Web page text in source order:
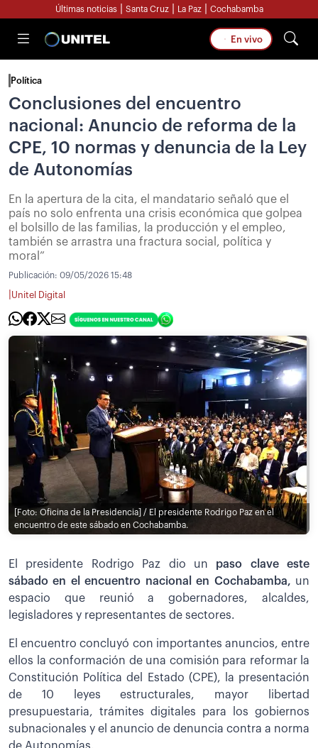
Últimas noticias Santa Cruz La Paz Cochabamba
En vivo
Política
Conclusiones del encuentro
nacional: Anuncio de reforma de la
CPE, 10 normas y denuncia de la Ley
de Autonomías
En la apertura de la cita, el mandatario señaló que el
país no solo enfrenta una crisis económica que golpea
el bolsillo de las familias, la producción y el empleo,
también se arrastra una fractura social, política y
moral”
Publicación: 09/05/2026 15:48
Unitel Digital
[Foto: Oficina de la Presidencia] / El presidente Rodrigo Paz en el
encuentro de este sábado en Cochabamba.
El presidente Rodrigo Paz dio un paso clave este
sábado en el encuentro nacional en Cochabamba, un
espacio que reunió a gobernadores, alcaldes,
legisladores y representantes de sectores.
El encuentro concluyó con importantes anuncios, entre
ellos la conformación de una comisión para reformar la
Constitución Política del Estado (CPE), la presentación
de 10 leyes estructurales, mayor libertad
presupuestaria, trámites digitales para los gobiernos
subnacionales y el anuncio de denuncia contra a norma
de Autonomías.